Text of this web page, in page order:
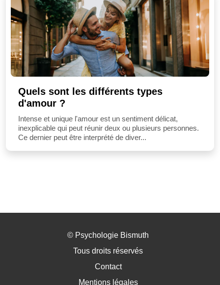
Quels sont les différents types
d'amour ?
Intense et unique l'amour est un sentiment délicat,
inexplicable qui peut réunir deux ou plusieurs personnes.
Ce dernier peut être interprété de diver...
© Psychologie Bismuth
Tous droits réservés
Contact
Mentions légales